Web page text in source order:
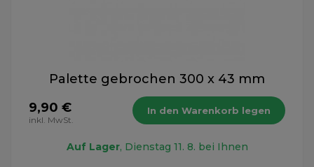
Palette gebrochen 300 x 43 mm
9,90 €
inkl. MwSt.
In den Warenkorb legen
Auf Lager, Dienstag 11. 8. bei Ihnen